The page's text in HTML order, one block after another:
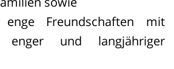
enge Freundschaften mit
enger und langjähriger